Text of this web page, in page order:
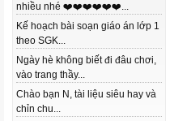
nhiều nhé ❤️❤️❤️❤️❤️❤️...
Kế hoạch bài soạn giáo án lớp 1
theo SGK...
Ngày hè không biết đi đâu chơi,
vào trang thầy...
Chào bạn N, tài liệu siêu hay và
chỉn chu...